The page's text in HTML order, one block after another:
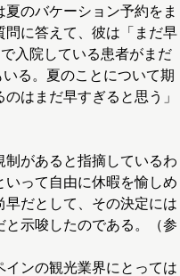
のバケーション予約をま
問に答えて、彼は「まだ早
入院している患者がまだ
る。夏のことについて期
はまだ早すぎると思う」
があると指摘しているわ
いって自由に休暇を愉しめ
早だとして、その決定には
と示唆したのである。（参
ンの観光業界にとっては